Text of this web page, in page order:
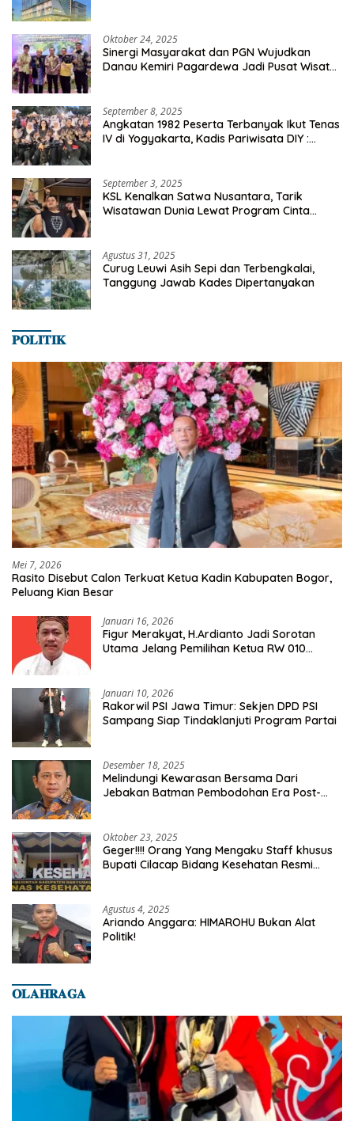
Oktober 24, 2025
Sinergi Masyarakat dan PGN Wujudkan
Danau Kemiri Pagardewa Jadi Pusat Wisata
September 8, 2025
Angkatan 1982 Peserta Terbanyak Ikut Tenas
IV di Yogyakarta, Kadis Pariwisata DIY :
September 3, 2025
KSL Kenalkan Satwa Nusantara, Tarik
Wisatawan Dunia Lewat Program Cinta
Agustus 31, 2025
Curug Leuwi Asih Sepi dan Terbengkalai,
Tanggung Jawab Kades Dipertanyakan
𝐏𝐎𝐋𝐈𝐓𝐈𝐊
Mei 7, 2026
Rasito Disebut Calon Terkuat Ketua Kadin Kabupaten Bogor,
Peluang Kian Besar
Januari 16, 2026
Figur Merakyat, H.Ardianto Jadi Sorotan
Utama Jelang Pemilihan Ketua RW 010
Januari 10, 2026
Rakorwil PSI Jawa Timur: Sekjen DPD PSI
Sampang Siap Tindaklanjuti Program Partai
Desember 18, 2025
Melindungi Kewarasan Bersama Dari
Jebakan Batman Pembodohan Era Post-
Oktober 23, 2025
Geger!!!! Orang Yang Mengaku Staff khusus
Bupati Cilacap Bidang Kesehatan Resmi
Agustus 4, 2025
Ariando Anggara: HIMAROHU Bukan Alat
Politik!
𝐎𝐋𝐀𝐇𝐑𝐀𝐆𝐀